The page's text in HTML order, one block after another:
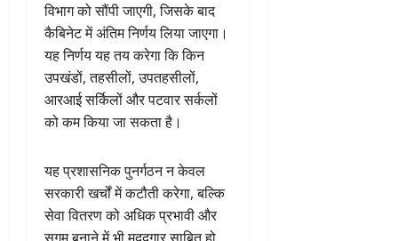
विभाग को सौंपी जाएगी, जिसके बाद
कैबिनेट में अंतिम निर्णय लिया जाएगा।
यह निर्णय यह तय करेगा कि किन
उपखंडों, तहसीलों, उपतहसीलों,
आरआई सर्किलों और पटवार सर्कलों
को कम किया जा सकता है।
यह प्रशासनिक पुनर्गठन न केवल
सरकारी खर्चों में कटौती करेगा, बल्कि
सेवा वितरण को अधिक प्रभावी और